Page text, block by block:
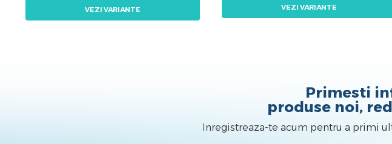
VEZI VARIANTE VEZI VARIANTE
Primesti
produse noi,
Inregistreaza-te acum pentru a primi